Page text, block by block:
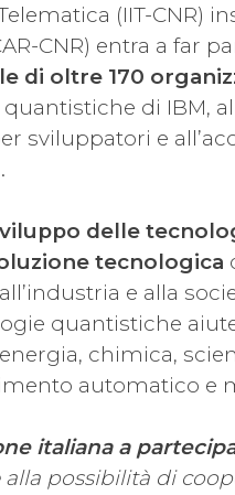
(IIT-CNR)
CNR) entra a far
di oltre 170
di IBM,
sviluppatori e
delle
tecnologica
e alla
quantistiche
chimica,
automatico e
italiana a
possibilità di